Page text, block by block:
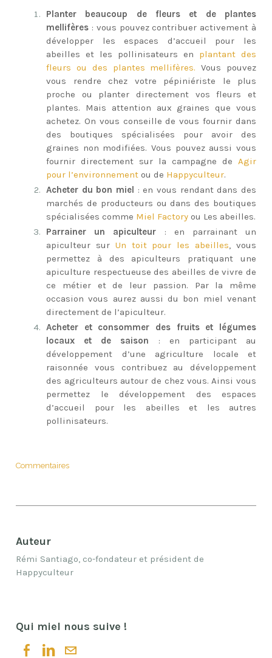
Planter beaucoup de fleurs et de plantes
mellifères : vous pouvez contribuer activement à
développer les espaces d’accueil pour les
abeilles et les pollinisateurs en plantant des
fleurs ou des plantes mellifères. Vous pouvez
vous rendre chez votre pépiniériste le plus
proche ou planter directement vos fleurs et
plantes. Mais attention aux graines que vous
achetez. On vous conseille de vous fournir dans
des boutiques spécialisées pour avoir des
graines non modifiées. Vous pouvez aussi vous
fournir directement sur la campagne de Agir
pour l’environnement ou de Happyculteur.
Acheter du bon miel : en vous rendant dans des
marchés de producteurs ou dans des boutiques
spécialisées comme Miel Factory ou Les abeilles.
Parrainer un apiculteur : en parrainant un
apiculteur sur Un toit pour les abeilles, vous
permettez à des apiculteurs pratiquant une
apiculture respectueuse des abeilles de vivre de
ce métier et de leur passion. Par la même
occasion vous aurez aussi du bon miel venant
directement de l’apiculteur.
Acheter et consommer des fruits et légumes
locaux et de saison : en participant au
développement d’une agriculture locale et
raisonnée vous contribuez au développement
des agriculteurs autour de chez vous. Ainsi vous
permettez le développement des espaces
d’accueil pour les abeilles et les autres
pollinisateurs. ​
Commentaires
Auteur
Rémi Santiago, co-fondateur et président de
Happyculteur
Qui miel nous suive !